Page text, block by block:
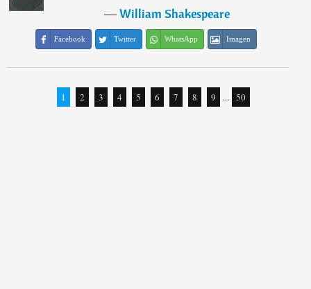
―William Shakespeare
Facebook Twitter WhatsApp Imagen
1 2 3 4 5 6 7 8 9 ... 50